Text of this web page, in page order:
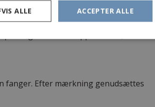
i Storå, og man var også
fanger. Efter mærkning genudsættes
ACCEPTER ALLE
ALLE